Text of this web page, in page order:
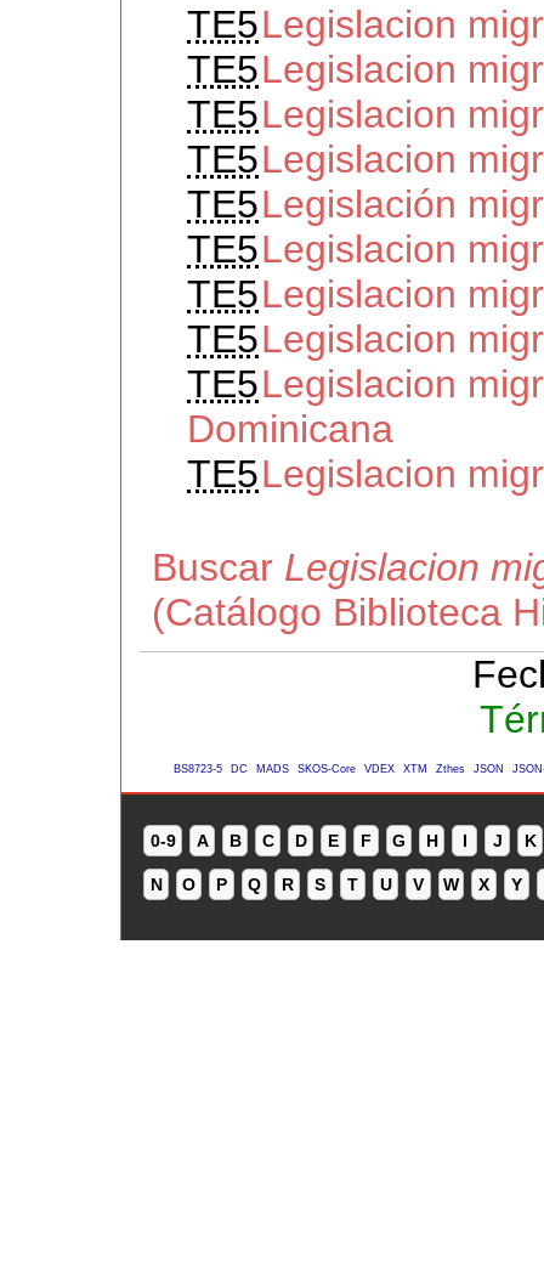
TE5Legislacion
TE5Legislacion
TE5Legislacion
TE5Legislacion
TE5Legislación
TE5Legislacion
TE5Legislacion
TE5Legislacion
TE5Legislacion
Dominicana
TE5Legislacion
Buscar Legislacion
(Catálogo Biblioteca
BS8723-5 DC MADS SKOS-Core VDEX XTM Zthes JSON
0-9 A B C D E F G H I J K
N O P Q R S T U V W X Y